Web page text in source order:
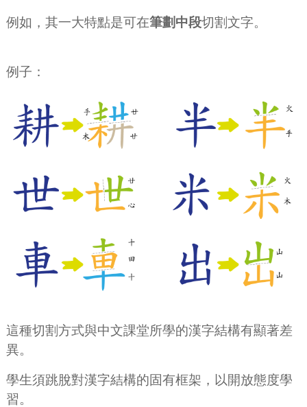
例如，其一大特點是可在筆劃中段切割文字。
例子：
這種切割方式與中文課堂所學的漢字結構有顯著差
異。
學生須跳脫對漢字結構的固有框架，以開放態度學
習。